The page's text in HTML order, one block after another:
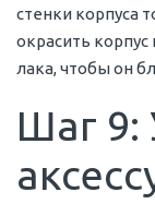
стенки корпуса
окрасить
лака, чтобы он
Шаг 9: